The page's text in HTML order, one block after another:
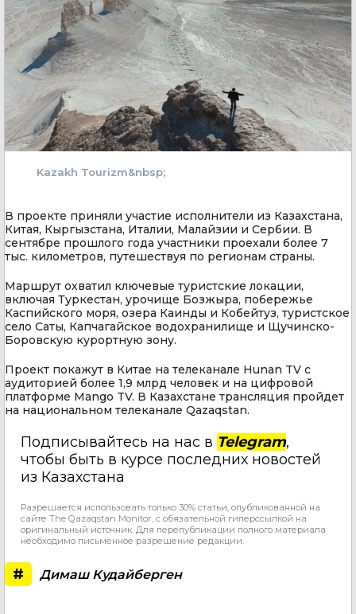
Kazakh Tourizm&nbsp;
В проекте приняли участие исполнители из Казахстана,
Китая, Кыргызстана, Италии, Малайзии и Сербии. В
сентябре прошлого года участники проехали более 7
тыс. километров, путешествуя по регионам страны.
Маршрут охватил ключевые туристские локации,
включая Туркестан, урочище Бозжыра, побережье
Каспийского моря, озера Каинды и Кобейтуз, туристское
село Саты, Капчагайское водохранилище и Щучинско-
Боровскую курортную зону.
Проект покажут в Китае на телеканале Hunan TV с
аудиторией более 1,9 млрд человек и на цифровой
платформе Mango TV. В Казахстане трансляция пройдет
на национальном телеканале Qazaqstan.
Подписывайтесь на нас в Telegram,
чтобы быть в курсе последних новостей
из Казахстана
Разрешается использовать только 30% статьи, опубликованной на
сайте The Qazaqstan Monitor, с обязательной гиперссылкой на
оригинальный источник. Для перепубликации полного материала
необходимо письменное разрешение редакции.
# Димаш Кудайберген